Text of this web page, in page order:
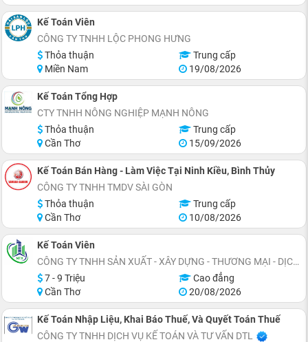
Kế Toán Viên
CÔNG TY TNHH LỘC PHONG HƯNG
Thỏa thuận
Trung cấp
Miền Nam
19/08/2026
Kế Toán Tổng Hợp
CTY TNHH NÔNG NGHIỆP MẠNH NÔNG
Thỏa thuận
Trung cấp
Cần Thơ
15/09/2026
Kế Toán Bán Hàng - Làm Việc Tại Ninh Kiều, Bình Thủy
CÔNG TY TNHH TMDV SÀI GÒN
Thỏa thuận
Trung cấp
Cần Thơ
10/08/2026
Kế Toán Viên
CÔNG TY TNHH SẢN XUẤT - XÂY DỰNG - THƯƠNG MẠI - DỊCH VỤ NỘI THẤT XANH
7 - 9 Triệu
Cao đẳng
Cần Thơ
20/08/2026
Kế Toán Nhập Liệu, Khai Báo Thuế, Và Quyết Toán Thuế
CÔNG TY TNHH DỊCH VỤ KẾ TOÁN VÀ TƯ VẤN DTL